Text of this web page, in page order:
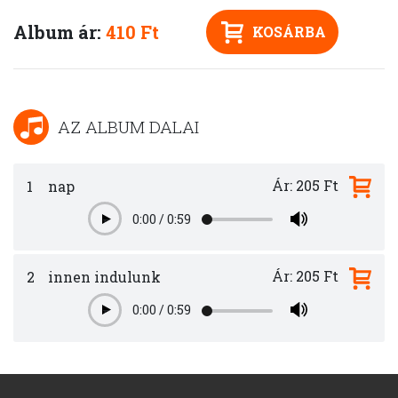
Album ár: 410 Ft KOSÁRBA
AZ ALBUM DALAI
1 nap
Play0:00 /0:59
Ár: 205 Ft
2 innen indulunk
Play0:00 /0:59
Ár: 205 Ft